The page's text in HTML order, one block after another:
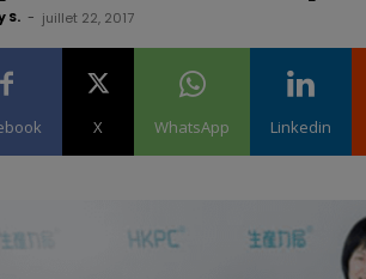
S. - juillet 22, 2017
X WhatsApp Linkedin